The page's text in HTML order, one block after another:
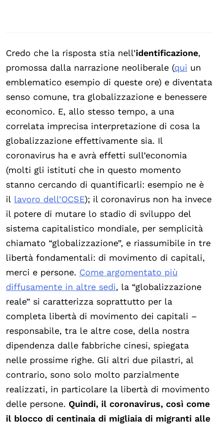
Credo che la risposta stia nell’identificazione,
promossa dalla narrazione neoliberale (qui un
emblematico esempio di queste ore) e diventata
senso comune, tra globalizzazione e benessere
economico. E, allo stesso tempo, a una
correlata imprecisa interpretazione di cosa la
globalizzazione effettivamente sia. Il
coronavirus ha e avrà effetti sull’economia
(molti gli istituti che in questo momento
stanno cercando di quantificarli: esempio ne è
il lavoro dell’OCSE); il coronavirus non ha invece
il potere di mutare lo stadio di sviluppo del
sistema capitalistico mondiale, per semplicità
chiamato “globalizzazione”, e riassumibile in tre
libertà fondamentali: di movimento di capitali,
merci e persone. Come argomentato più
diffusamente in altre sedi, la “globalizzazione
reale” si caratterizza soprattutto per la
completa libertà di movimento dei capitali –
responsabile, tra le altre cose, della nostra
dipendenza dalle fabbriche cinesi, spiegata
nelle prossime righe. Gli altri due pilastri, al
contrario, sono solo molto parzialmente
realizzati, in particolare la libertà di movimento
delle persone. Quindi, il coronavirus, così come
il blocco di centinaia di migliaia di migranti alle